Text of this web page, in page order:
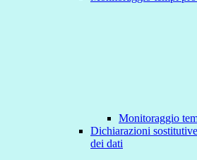
Monitoraggio
Dichiarazioni
dei dati